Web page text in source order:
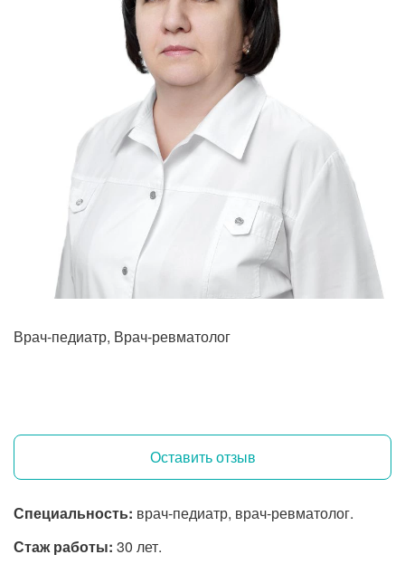
Прием кардиолога
Врач-педиатр, Врач-ревматолог
Оставить отзыв
Специальность: врач-педиатр, врач-ревматолог.
Стаж работы: 30 лет.